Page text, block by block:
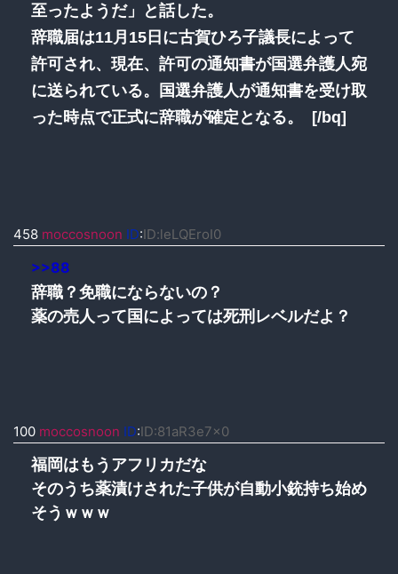
至ったようだ」と話した。
辞職届は11月15日に古賀ひろ子議長によって
許可され、現在、許可の通知書が国選弁護人宛
に送られている。国選弁護人が通知書を受け取
った時点で正式に辞職が確定となる。 [/bq]
458 moccosnoon ID:ID:leLQEroI0
>>88
辞職？免職にならないの？
薬の売人って国によっては死刑レベルだよ？
100 moccosnoon ID:ID:81aR3e7x0
福岡はもうアフリカだな
そのうち薬漬けされた子供が自動小銃持ち始め
そうｗｗｗ